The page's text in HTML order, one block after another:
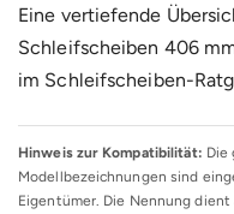
Eine vertiefende
Schleifscheiben 406
im Schleifscheiben-
Hinweis zur Kompatibilität: Die
Modellbezeichnungen sind
Eigentümer. Die Nennung